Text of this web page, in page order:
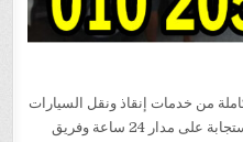
من خدمات إنقاذ ونقل السيارات
في جميع أنحاء الجمهورية، مع سرعة استجابة على مدار 24 ساعة وفريق